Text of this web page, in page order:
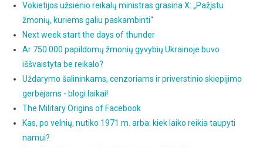
Vokietijos užsienio reikalų ministras grasina X: „Pažįstu
žmonių, kuriems galiu paskambinti“
Next week start the days of thunder
Ar 750 000 papildomų žmonių gyvybių Ukrainoje buvo
iššvaistyta be reikalo?
Uždarymo šalininkams, cenzoriams ir priverstinio skiepijimo
gerbėjams - blogi laikai!
The Military Origins of Facebook
Kas, po velnių, nutiko 1971 m. arba: kiek laiko reikia taupyti
namui?